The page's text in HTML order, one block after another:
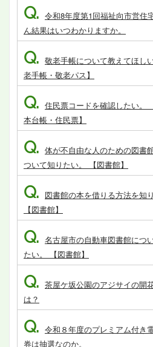
Q. 令和8年度第1回福祉向市営住
ん結果はいつわかりますか。
Q. 敬老手帳について教えてほし
老手帳・敬老パス】
Q. 住民票コードを確認したい。
本台帳・住民票】
Q. 体が不自由な人のための図書
ついて知りたい。 【図書館】
Q. 図書館の本を借りる方法を知り
【図書館】
Q. 名古屋市の自動車図書館につ
たい。 【図書館】
Q. 茶屋ケ坂公園のアジサイの開
は？
Q. 令和８年度のプレミアム付き
券は抽選なのか。